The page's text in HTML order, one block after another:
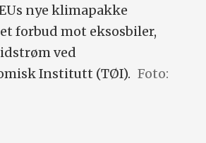
nye klimapakke
forbud mot eksosbiler,
ved
Institutt (TØI). Foto: